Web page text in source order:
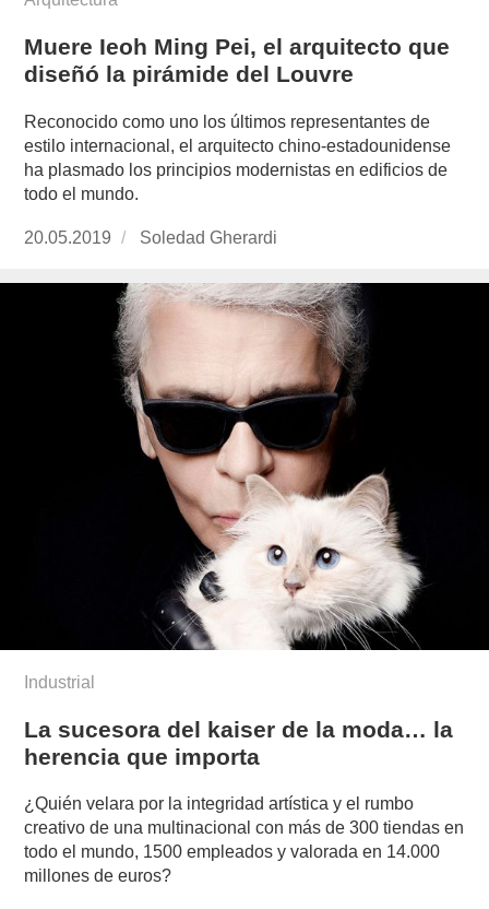
Muere Ieoh Ming Pei, el arquitecto que
diseñó la pirámide del Louvre
Reconocido como uno los últimos representantes de
estilo internacional, el arquitecto chino-estadounidense
ha plasmado los principios modernistas en edificios de
todo el mundo.
Publicado
20.05.2019
https://www.experimenta.es/author/soledad-
Soledad Gherardi
Industrial
La sucesora del kaiser de la moda… la
herencia que importa
¿Quién velara por la integridad artística y el rumbo
creativo de una multinacional con más de 300 tiendas en
todo el mundo, 1500 empleados y valorada en 14.000
millones de euros?